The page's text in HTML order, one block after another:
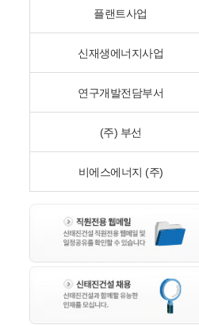
플랜트사업
신재생에너지사업
연구개발전담부서
(주) 부선
비에스에너지 (주)